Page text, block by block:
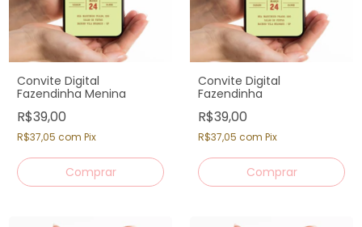
Convite Digital
Fazendinha Menina
R$39,00
R$37,05 com Pix
Convite Digital
Fazendinha
R$39,00
R$37,05 com Pix